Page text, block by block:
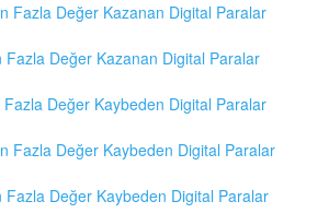
Fazla Değer Kazanan Digital Paralar
Fazla Değer Kazanan Digital Paralar
Değer Kaybeden Digital Paralar
Fazla Değer Kaybeden Digital Paralar
Fazla Değer Kaybeden Digital Paralar